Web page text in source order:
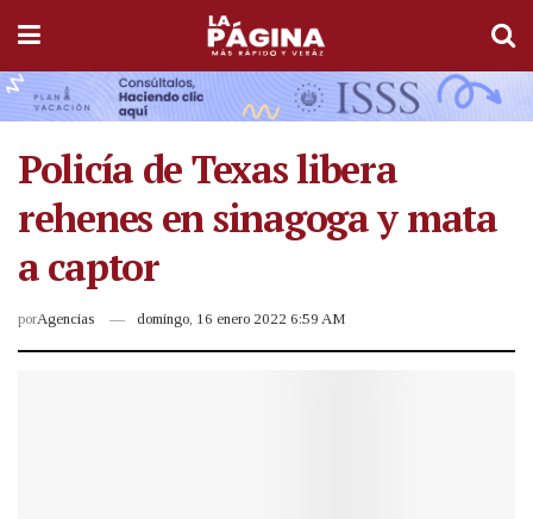
Policía de Texas libera
rehenes en sinagoga y mata
a captor
porAgencias domingo, 16 enero 2022 6:59 AM